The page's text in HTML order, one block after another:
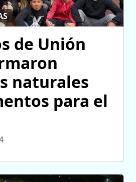
de Unión
naturales
para el